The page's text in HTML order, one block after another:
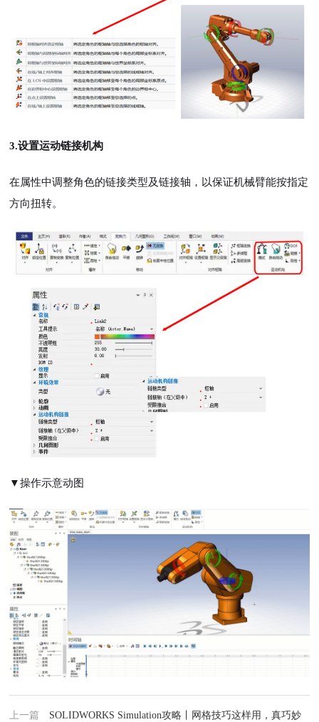
3.设置运动链接机构
在属性中调整角色的链接类型及链接轴，以保证机械臂能按指定
方向扭转。
▼操作示意动图
上一篇 SOLIDWORKS Simulation攻略丨网格技巧这样用，真巧妙